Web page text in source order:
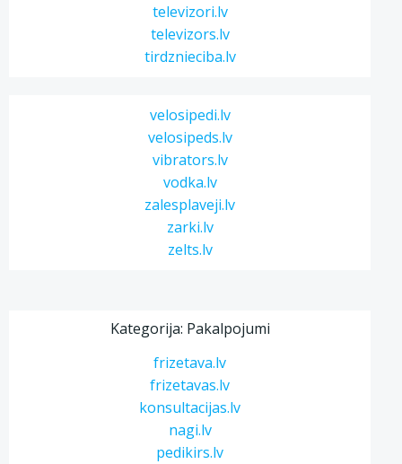
televizori.lv
televizors.lv
tirdznieciba.lv
velosipedi.lv
velosipeds.lv
vibrators.lv
vodka.lv
zalesplaveji.lv
zarki.lv
zelts.lv
Kategorija: Pakalpojumi
frizetava.lv
frizetavas.lv
konsultacijas.lv
nagi.lv
pedikirs.lv